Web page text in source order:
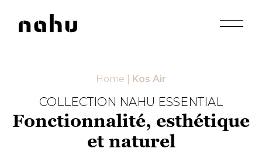
Home Kos Air
COLLECTION NAHU ESSENTIAL
Fonctionnalité, esthétique
et naturel